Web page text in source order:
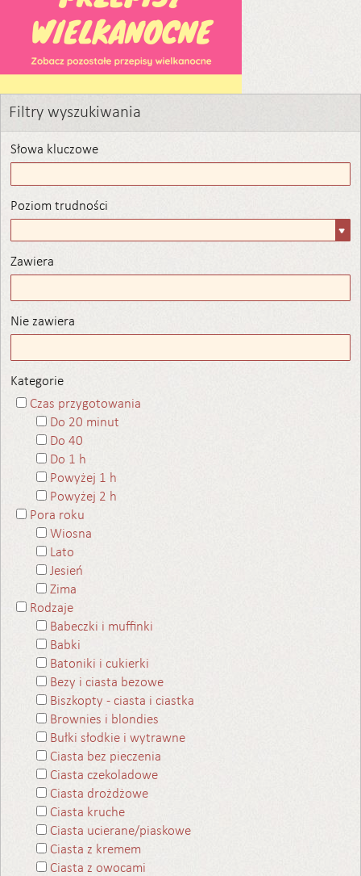
Filtry wyszukiwania
Słowa kluczowe
Poziom trudności
trudności
Zawiera
Nie zawiera
Kategorie
Czas przygotowania
Do 20 minut
Do 40
Do 1 h
Powyżej 1 h
Powyżej 2 h
Pora roku
Wiosna
Lato
Jesień
Zima
Rodzaje
Babeczki i muffinki
Babki
Batoniki i cukierki
Bezy i ciasta bezowe
Biszkopty - ciasta i ciastka
Brownies i blondies
Bułki słodkie i wytrawne
Ciasta bez pieczenia
Ciasta czekoladowe
Ciasta drożdżowe
Ciasta kruche
Ciasta ucierane/piaskowe
Ciasta z kremem
Ciasta z owocami